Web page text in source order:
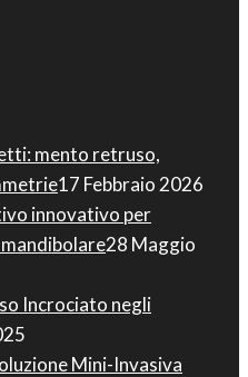
mento retruso,
17 Febbraio 2026
innovativo per
28 Maggio
Incrociato negli
Mini-Invasiva